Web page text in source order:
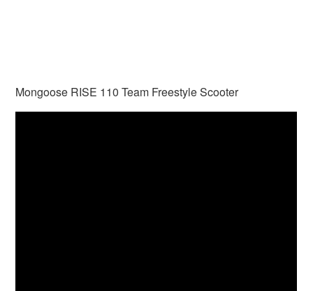
Mongoose RISE 110 Team Freestyle Scooter